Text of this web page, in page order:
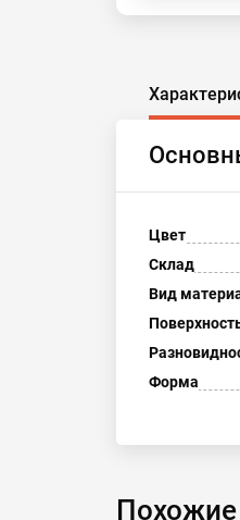
Цвет
Склад
Вид
Форма